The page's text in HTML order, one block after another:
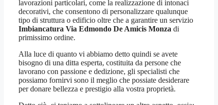
lavorazioni particolari, come la realizzazione di intonaci
decorativi, che consentono di personalizzare qualunque
tipo di struttura o edificio oltre che a garantire un servizio
Imbiancatura Via Edmondo De Amicis Monza di
primissimo ordine.
Alla luce di quanto vi abbiamo detto quindi se avete
bisogno di una ditta esperta, costituita da persone che
lavorano con passione e dedizione, gli specialisti che
possiamo fornirvi sono il meglio che possiate desiderare
per donare bellezza e prestigio alla vostra proprietà.